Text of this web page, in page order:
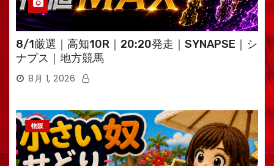
8/1厳選｜高知10R｜20:20発走｜SYNAPSE｜シ
ナプス｜地方競馬
8月 1, 2026
物販